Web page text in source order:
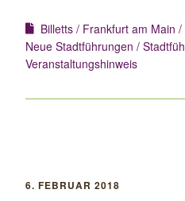
Billetts Frankfurt am Main
Neue Stadtführungen
Veranstaltungshinweis
6. FEBRUAR 2018